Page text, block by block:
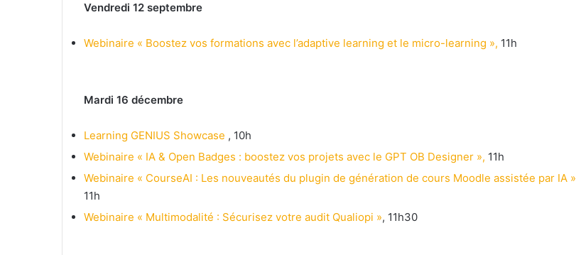
Vendredi 12 septembre
Webinaire « Boostez vos formations avec l’adaptive learning et le micro-learning », 11h
Mardi 16 décembre
Learning GENIUS Showcase , 10h
Webinaire « IA & Open Badges : boostez vos projets avec le GPT OB Designer », 11h
Webinaire « CourseAI : Les nouveautés du plugin de génération de cours Moodle assistée par IA »
11h
Webinaire « Multimodalité : Sécurisez votre audit Qualiopi », 11h30